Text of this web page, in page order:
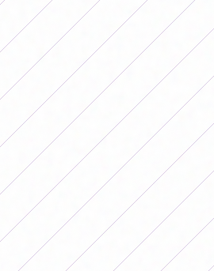
comentario en la nota.
¡Sé el primero en opinar!